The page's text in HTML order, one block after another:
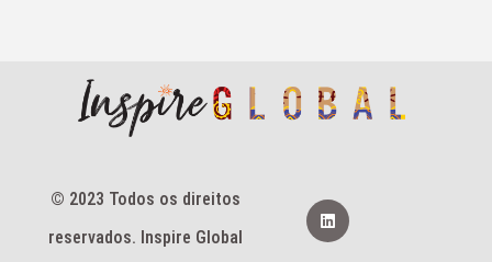
© 2023 Todos os direitos
reservados. Inspire Global
L
i
n